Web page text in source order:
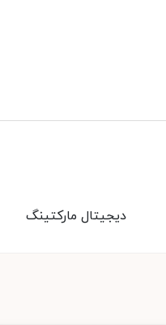
دیجیتال مارکتینگ